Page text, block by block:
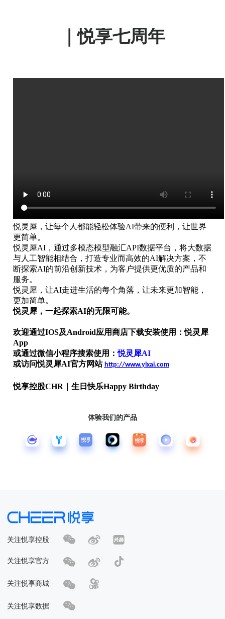
｜悦享七周年
悦灵犀，让每个人都能轻松体验AI带来的便利，让世界
更简单。
悦灵犀AI，通过多模态模型融汇API数据平台，将大数据
与人工智能相结合，打造专业而高效的AI解决方案，不
断探索AI的前沿创新技术，为客户提供更优质的产品和
服务。
悦灵犀，让AI走进生活的每个角落，让未来更加智能，
更加简单。
悦灵犀，一起探索AI的无限可能。
欢迎通过IOS及Android应用商店下载安装使用：悦灵犀
App
或通过微信小程序搜索使用：悦灵犀AI
或访问悦灵犀AI官方网站 http://www.ylxai.com
悦享控股CHR｜生日快乐Happy Birthday
体验我们的产品
关注悦享控股
关注悦享官方
关注悦享商城
关注悦享数据